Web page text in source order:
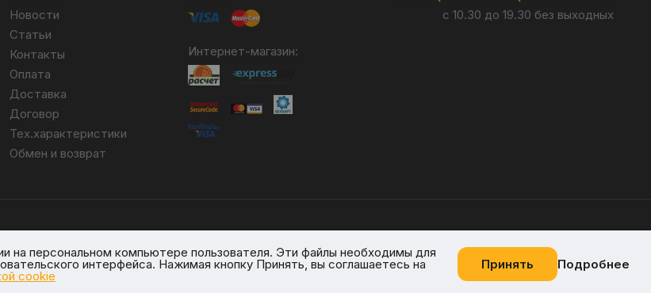
Новости
Статьи
Контакты
Оплата
Доставка
Договор
Тех.характеристики
Обмен и возврат
Интернет-магазин:
с 10.30 до 19.30 без выходных
№ 389066 от 03.08.2017.
4/1.
Разработка —Giperlink.by
на персональном компьютере пользователя. Эти файлы необходимы для
интерфейса. Нажимая кнопку Принять, вы соглашаетесь на
cookie
Принять Подробнее